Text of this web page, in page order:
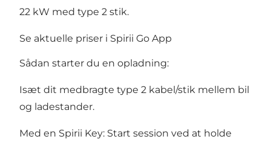
22 kW med type 2 stik.
Se aktuelle priser i Spirii Go App
Sådan starter du en opladning:
Isæt dit medbragte type 2 kabel/stik mellem bil
og ladestander.
Med en Spirii Key: Start session ved at holde